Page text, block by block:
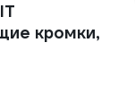
кромки,